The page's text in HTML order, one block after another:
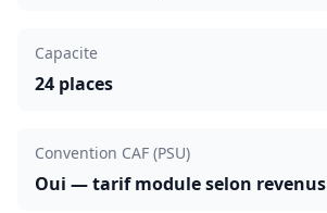
Capacite
24 places
Convention CAF (PSU)
Oui — tarif module selon revenus